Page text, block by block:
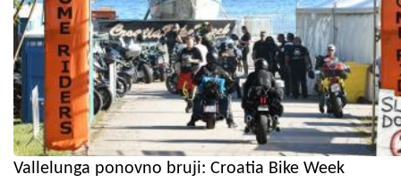
Vallelunga ponovno bruji: Croatia Bike Week